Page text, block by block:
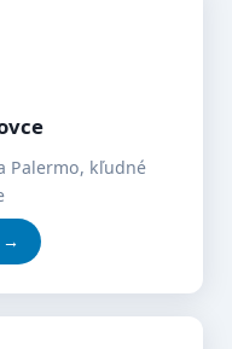
Palermo, kľudné
→